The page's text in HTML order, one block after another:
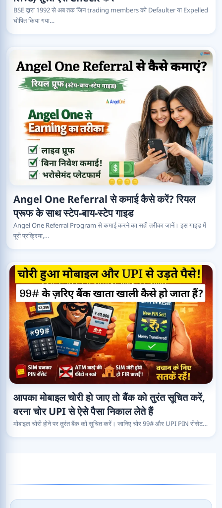
BSE द्वारा 1992 से अब तक जिन trading members को Defaulter या Expelled
घोषित किया गया…
Angel One Referral से कमाई कैसे करें? रियल
प्रूफ के साथ स्टेप-बाय-स्टेप गाइड
Angel One Referral Program से कमाई करने का सही तरीका जानें। इस गाइड में
पूरी प्रक्रिया,…
आपका मोबाइल चोरी हो जाए तो बैंक को तुरंत सूचित करें,
वरना चोर UPI से ऐसे पैसा निकाल लेते हैं
मोबाइल चोरी होने पर तुरंत बैंक को सूचित करें। जानिए चोर 99# और UPI PIN रीसेट…